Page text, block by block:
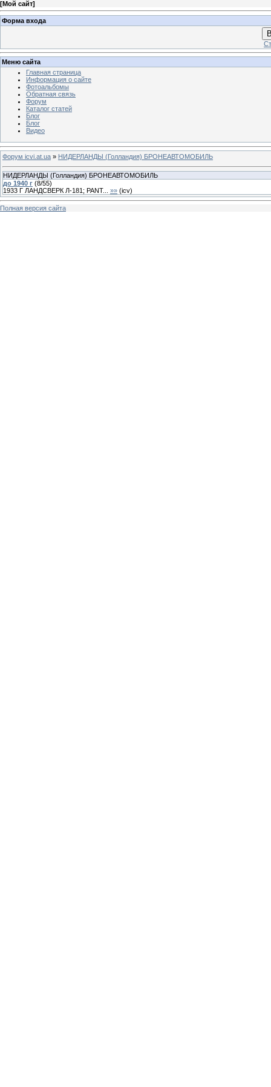
[Мой сайт]
Форма входа
Меню сайта
Главная страница
Информация о сайте
Фотоальбомы
Обратная связь
Форум
Каталог статей
Блог
Блог
Видео
Форум icvi.at.ua » НИДЕРЛАНДЫ (Голландия) БРОНЕАВТОМОБИЛЬ
НИДЕРЛАНДЫ (Голландия) БРОНЕАВТОМОБИЛЬ
до 1940 г (8/55)
1933 Г ЛАНДСВЕРК Л-181; PANT...
»» (icv)
Полная версия сайта